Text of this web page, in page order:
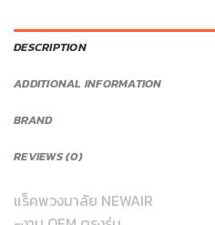
DESCRIPTION
ADDITIONAL INFORMATION
BRAND
REVIEWS (0)
แร็คพวงมาลัย NEWAIR